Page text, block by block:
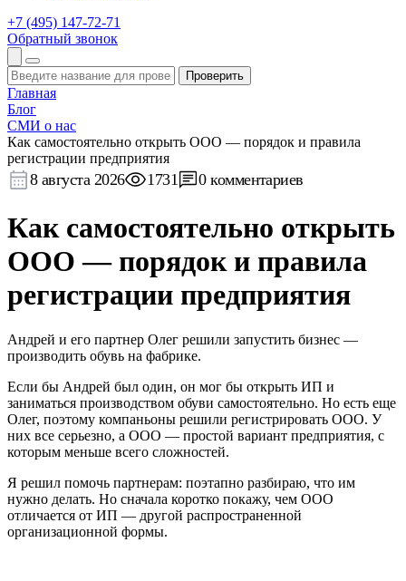
+7 (495) 147-72-71
Обратный звонок
Проверить
Главная
Блог
СМИ о нас
Как самостоятельно открыть ООО — порядок и правила
регистрации предприятия
8 августа 2026 1731 0 комментариев
Как самостоятельно открыть
ООО — порядок и правила
регистрации предприятия
Андрей и его партнер Олег решили запустить бизнес —
производить обувь на фабрике.
Если бы Андрей был один, он мог бы открыть ИП и
заниматься производством обуви самостоятельно. Но есть еще
Олег, поэтому компаньоны решили регистрировать ООО. У
них все серьезно, а ООО — простой вариант предприятия, с
которым меньше всего сложностей.
Я решил помочь партнерам: поэтапно разбираю, что им
нужно делать. Но сначала коротко покажу, чем ООО
отличается от ИП — другой распространенной
организационной формы.